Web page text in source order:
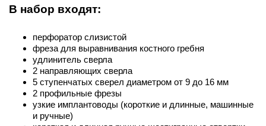
В набор входят:
перфоратор слизистой
фреза для выравнивания костного гребня
удлинитель сверла
2 направляющих сверла
5 ступенчатых сверел диаметром от 9 до 16 мм
2 профильные фрезы
узкие имплантоводы (короткие и длинные, машинные
и ручные)